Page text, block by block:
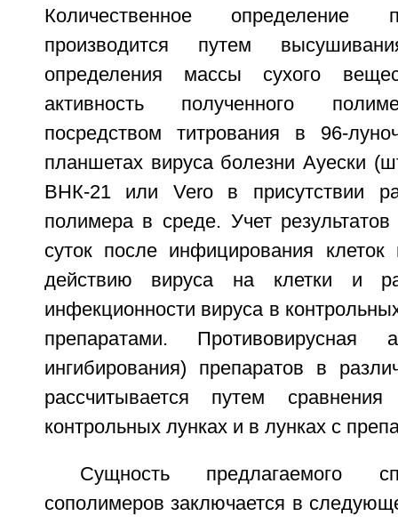
Количественное определение
производится путем
определения массы сухого
активность полученного
посредством титрования в 96-
планшетах вируса болезни Ауески
ВНК-21 или Vero в присутствии
полимера в среде. Учет
суток после инфицирования клеток
действию вируса на клетки и
инфекционности вируса в
препаратами. Противовирусная
ингибирования) препаратов в
рассчитывается путем
контрольных лунках и в лунках с
Сущность предлагаемого
сополимеров заключается в